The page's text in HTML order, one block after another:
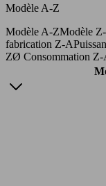
Modèle A-Z
Modèle A-ZModèle
fabrication Z-A
ZØ Consommation Z-